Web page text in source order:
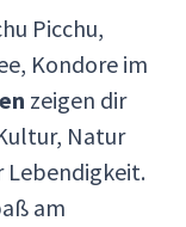
Picchu,
Kondore im
zeigen dir
Natur
Lebendigkeit.
am